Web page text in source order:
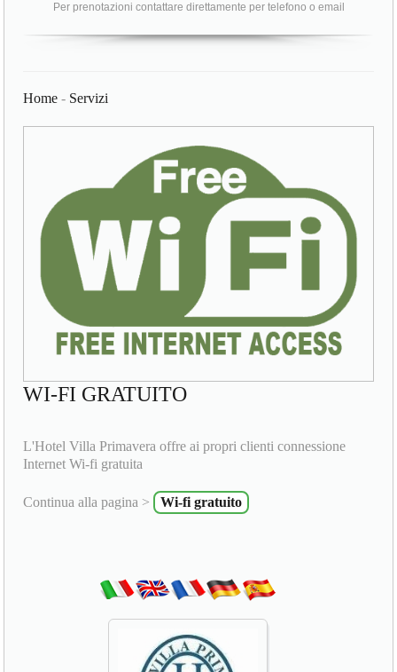
Per prenotazioni contattare direttamente per telefono o email
Home - Servizi
WI-FI GRATUITO
L'Hotel Villa Primavera offre ai propri clienti connessione
Internet Wi-fi gratuita
Continua alla pagina > Wi-fi gratuito